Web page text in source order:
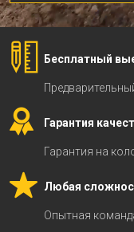
Бесплатный
Гарантия
Гарантия на
Любая
Опытная